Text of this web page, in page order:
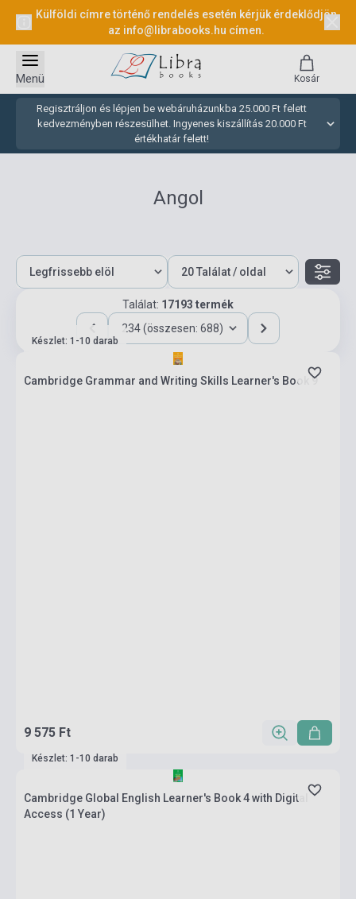
Külföldi címre történő rendelés esetén kérjük érdeklődjön
az info@librabooks.hu címen.
Regisztráljon és lépjen be webáruházunkba 25.000 Ft felett
kedvezményben részesülhet. Ingyenes kiszállítás 20.000 Ft
értékhatár felett!
Menü Kosár
Angol
Találat: 17193 termék
234 (összesen: 688)
Készlet: 1-10 darab
Cambridge Grammar and Writing Skills Learner's Book 9
9 575 Ft
Készlet: 1-10 darab
Cambridge Global English Learner's Book 4 with Digital
Access (1 Year)